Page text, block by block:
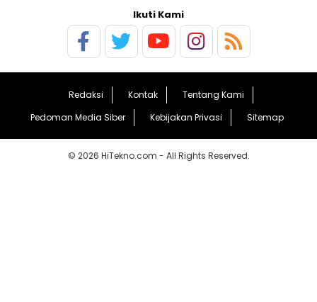
Ikuti Kami
Redaksi Kontak
Tentang Kami
Pedoman Media Siber
Kebijakan Privasi Sitemap
© 2026 HiTekno.com - All Rights Reserved.